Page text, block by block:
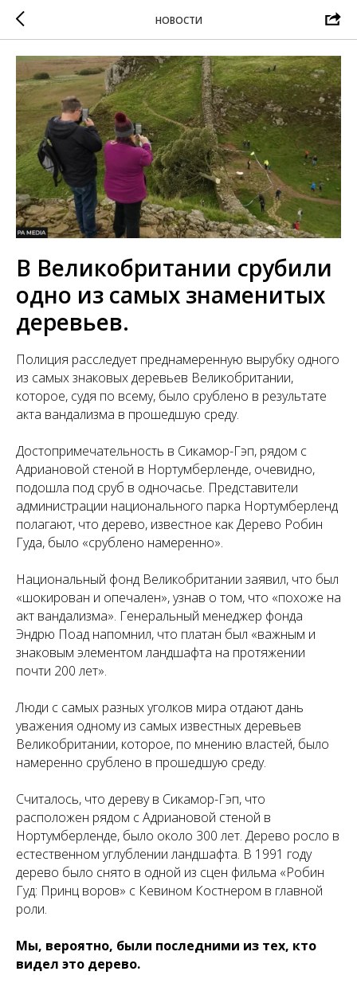
НОВОСТИ
В Великобритании срубили
одно из самых знаменитых
деревьев.
Полиция расследует преднамеренную вырубку одного
из самых знаковых деревьев Великобритании,
которое, судя по всему, было срублено в результате
акта вандализма в прошедшую среду.
Достопримечательность в Сикамор-Гэп, рядом с
Адриановой стеной в Нортумберленде, очевидно,
подошла под сруб в одночасье. Представители
администрации национального парка Нортумберленд
полагают, что дерево, известное как Дерево Робин
Гуда, было «срублено намеренно».
Национальный фонд Великобритании заявил, что был
«шокирован и опечален», узнав о том, что «похоже на
акт вандализма». Генеральный менеджер фонда
Эндрю Поад напомнил, что платан был «важным и
знаковым элементом ландшафта на протяжении
почти 200 лет».
Люди с самых разных уголков мира отдают дань
уважения одному из самых известных деревьев
Великобритании, которое, по мнению властей, было
намеренно срублено в прошедшую среду.
Считалось, что дереву в Сикамор-Гэп, что
расположен рядом с Адриановой стеной в
Нортумберленде, было около 300 лет. Дерево росло в
естественном углублении ландшафта. В 1991 году
дерево было снято в одной из сцен фильма «Робин
Гуд: Принц воров» с Кевином Костнером в главной
роли.
Мы, вероятно, были последними из тех, кто
видел это дерево.